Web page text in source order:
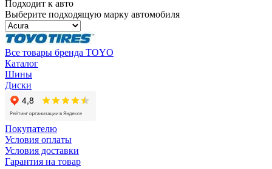
Подходит к авто
Выберите подходящую марку автомобиля
Все товары бренда TOYO
Каталог
Шины
Диски
Покупателю
Условия оплаты
Условия доставки
Гарантия на товар